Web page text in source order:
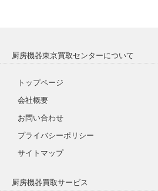
厨房機器東京買取センターについて
トップページ
会社概要
お問い合わせ
プライバシーポリシー
サイトマップ
厨房機器買取サービス